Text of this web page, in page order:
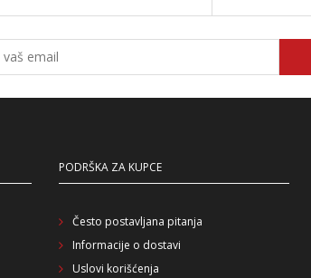
PODRŠKA ZA KUPCE
Često postavljana pitanja
Informacije o dostavi
Uslovi korišćenja